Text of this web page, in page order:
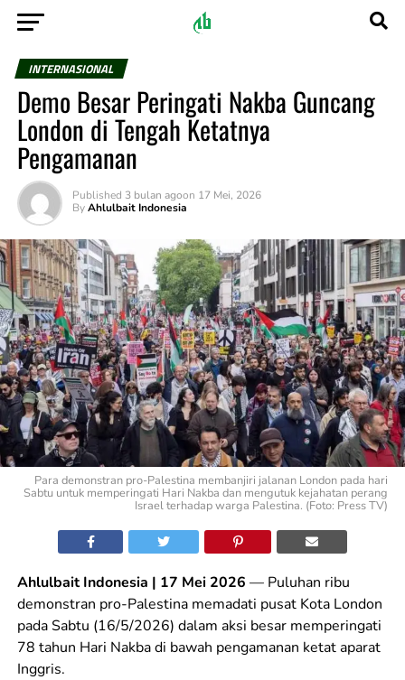
INTERNASIONAL
Demo Besar Peringati Nakba Guncang
London di Tengah Ketatnya
Pengamanan
Published 3 bulan agoon 17 Mei, 2026
By Ahlulbait Indonesia
Para demonstran pro-Palestina membanjiri jalanan London pada hari
Sabtu untuk memperingati Hari Nakba dan mengutuk kejahatan perang
Israel terhadap warga Palestina. (Foto: Press TV)
Ahlulbait Indonesia | 17 Mei 2026 — Puluhan ribu
demonstran pro-Palestina memadati pusat Kota London
pada Sabtu (16/5/2026) dalam aksi besar memperingati
78 tahun Hari Nakba di bawah pengamanan ketat aparat
Inggris.